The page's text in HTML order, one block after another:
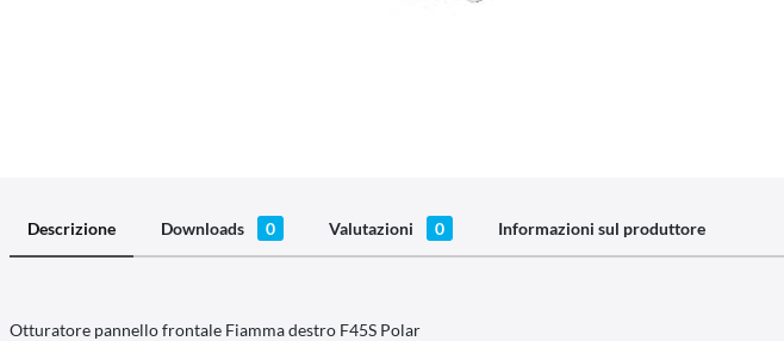
Descrizione Downloads 0 Valutazioni 0 Informazioni sul produttore
Otturatore pannello frontale Fiamma destro F45S Polar